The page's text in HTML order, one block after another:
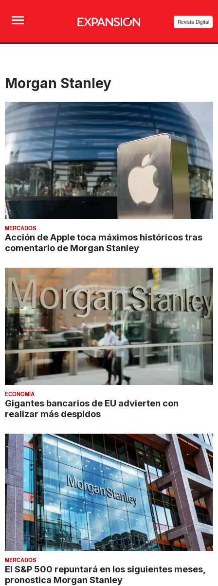
Revista Digital
Morgan Stanley
MERCADOS
Acción de Apple toca máximos históricos tras
comentario de Morgan Stanley
ECONOMÍA
Gigantes bancarios de EU advierten con
realizar más despidos
MERCADOS
El S&P 500 repuntará en los siguientes meses,
pronostica Morgan Stanley